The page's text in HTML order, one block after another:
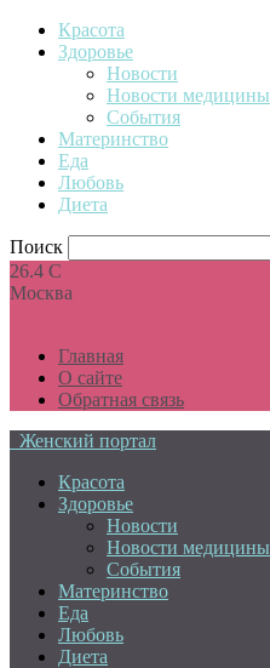
Красота
Здоровье
Новости
Новости медицины
События
Материнство
Еда
Любовь
Диета
Поиск
26.4 C
Москва
Главная
О сайте
Обратная связь
Женский портал
Красота
Здоровье
Новости
Новости медицины
События
Материнство
Еда
Любовь
Диета